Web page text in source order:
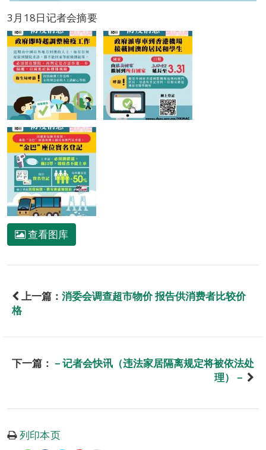
3月18日记者会摘要
查看图库
上一篇： 消委会调查超市物价 报告供消费者比较价
格
下一篇： －记者会快讯（违法家居隔离规定将被依法处
理）－
列印本页